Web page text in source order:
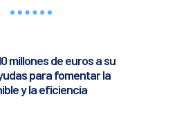
millones de euros a su
para fomentar la
y la eficiencia